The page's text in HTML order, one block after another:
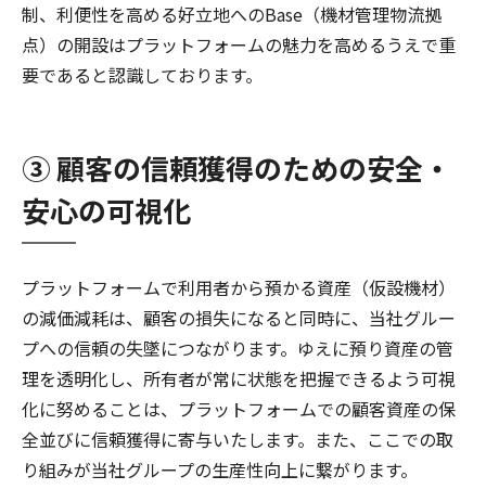
制、利便性を高める好立地へのBase（機材管理物流拠
点）の開設はプラットフォームの魅力を高めるうえで重
要であると認識しております。
③ 顧客の信頼獲得のための安全・
安心の可視化
プラットフォームで利用者から預かる資産（仮設機材）
の減価減耗は、顧客の損失になると同時に、当社グルー
プへの信頼の失墜につながります。ゆえに預り資産の管
理を透明化し、所有者が常に状態を把握できるよう可視
化に努めることは、プラットフォームでの顧客資産の保
全並びに信頼獲得に寄与いたします。また、ここでの取
り組みが当社グループの生産性向上に繋がります。